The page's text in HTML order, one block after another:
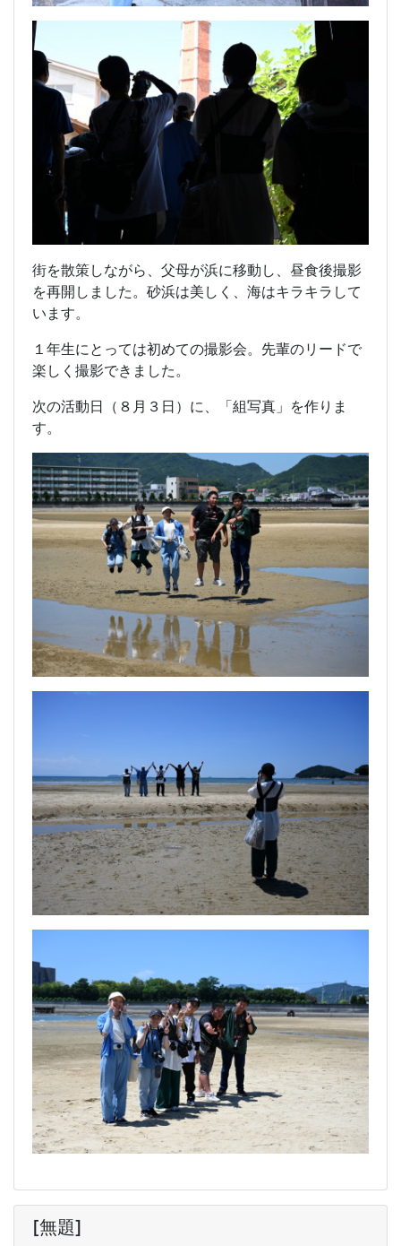
[無題]
街を散策しながら、父母が浜に移動し、昼食後撮影
を再開しました。砂浜は美しく、海はキラキラして
います。
１年生にとっては初めての撮影会。先輩のリードで
楽しく撮影できました。
次の活動日（８月３日）に、「組写真」を作りま
す。